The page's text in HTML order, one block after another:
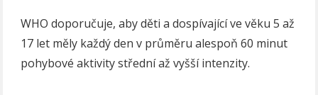
WHO doporučuje, aby děti a dospívající ve věku 5 až
17 let měly každý den v průměru alespoň 60 minut
pohybové aktivity střední až vyšší intenzity.